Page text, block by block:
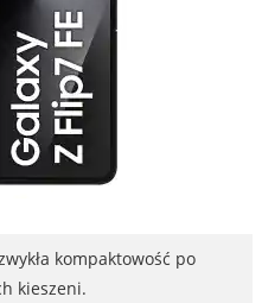
kompaktowość po
kieszeni.